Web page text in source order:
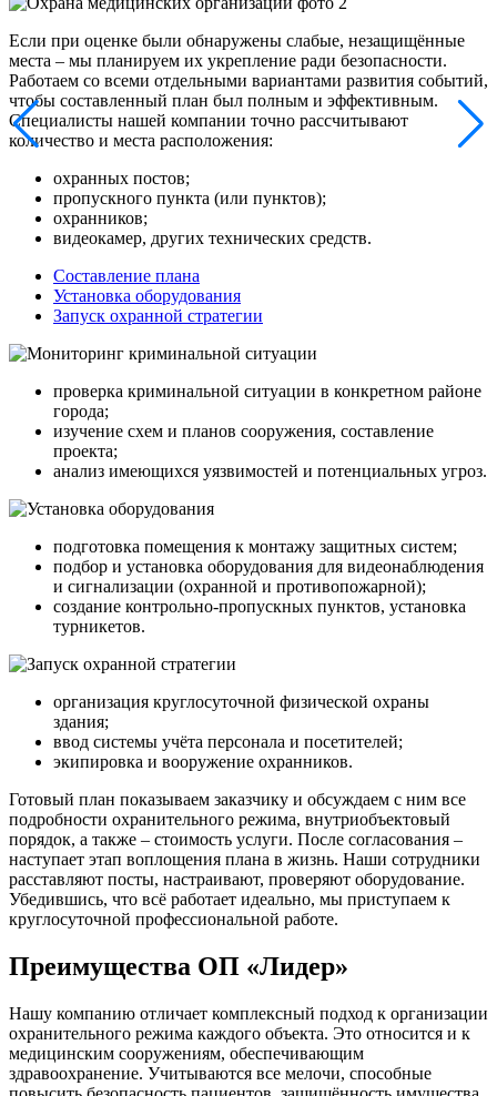
Если при оценке были обнаружены слабые, незащищённые
места – мы планируем их укрепление ради безопасности.
Работаем со всеми отдельными вариантами развития событий,
чтобы составленный план был полным и эффективным.
Специалисты нашей компании точно рассчитывают
количество и места расположения:
охранных постов;
пропускного пункта (или пунктов);
охранников;
видеокамер, других технических средств.
Составление плана
Установка оборудования
Запуск охранной стратегии
проверка криминальной ситуации в конкретном районе
города;
изучение схем и планов сооружения, составление
проекта;
анализ имеющихся уязвимостей и потенциальных угроз.
подготовка помещения к монтажу защитных систем;
подбор и установка оборудования для видеонаблюдения
и сигнализации (охранной и противопожарной);
создание контрольно-пропускных пунктов, установка
турникетов.
организация круглосуточной физической охраны
здания;
ввод системы учёта персонала и посетителей;
экипировка и вооружение охранников.
Готовый план показываем заказчику и обсуждаем с ним все
подробности охранительного режима, внутриобъектовый
порядок, а также – стоимость услуги. После согласования –
наступает этап воплощения плана в жизнь. Наши сотрудники
расставляют посты, настраивают, проверяют оборудование.
Убедившись, что всё работает идеально, мы приступаем к
круглосуточной профессиональной работе.
Преимущества ОП «Лидер»
Нашу компанию отличает комплексный подход к организации
охранительного режима каждого объекта. Это относится и к
медицинским сооружениям, обеспечивающим
здравоохранение. Учитываются все мелочи, способные